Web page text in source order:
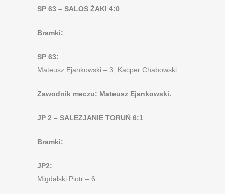
SP 63 – SALOS ŻAKI 4:0
Bramki:
SP 63:
Mateusz Ejankowski – 3, Kacper Chabowski.
Zawodnik meczu: Mateusz Ejankowski.
JP 2 – SALEZJANIE TORUŃ 6:1
Bramki:
JP2:
Migdalski Piotr – 6.